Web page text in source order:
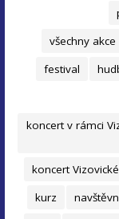
všechny akce
festival
koncert v rámci
koncert
kurz